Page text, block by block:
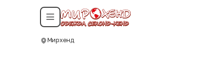
Мирхенд
Смотреть все даты